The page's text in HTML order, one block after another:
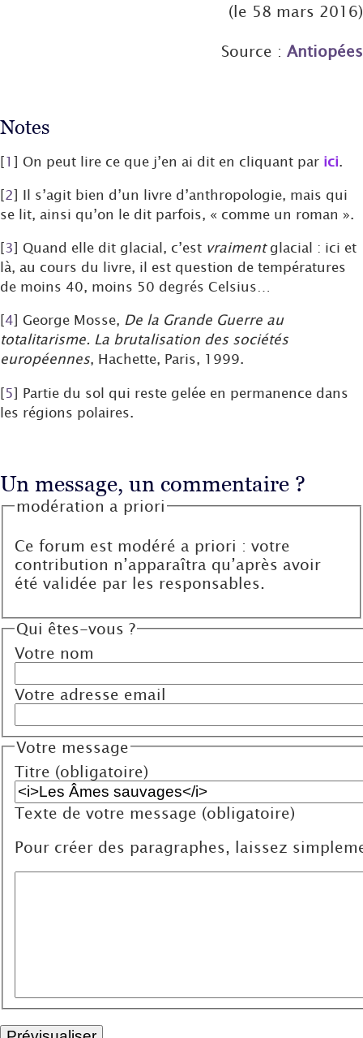
(le 58 mars 2016)
Source : Antiopées
Notes
[1 ] On peut lire ce que j’en ai dit en cliquant par ici.
[2] Il s’agit bien d’un livre d’anthropologie, mais qui
se lit, ainsi qu’on le dit parfois, « comme un roman ».
[3] Quand elle dit glacial, c’est vraimentglacial : ici et
là, au cours du livre, il est question de températures
de moins 40, moins 50 degrés Celsius…
[4] George Mosse, De la Grande Guerre au
totalitarisme. La brutalisation des sociétés
européennes, Hachette, Paris, 1999.
[5] Partie du sol qui reste gelée en permanence dans
les régions polaires.
Un message, un commentaire ?
modération a priori
Ce forum est modéré a priori : votre
contribution n’apparaîtra qu’après avoir
été validée par les responsables.
Qui êtes-vous ?
Votre nom
Votre adresse email
Votre message
Titre (obligatoire)
Texte de votre message (obligatoire)
Pour créer des paragraphes, laissez